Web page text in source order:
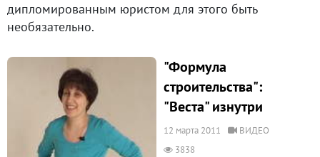
дипломированным юристом для этого быть
необязательно.
"Формула
строительства":
"Веста" изнутри
12 марта 2011
ВИДЕО
3838